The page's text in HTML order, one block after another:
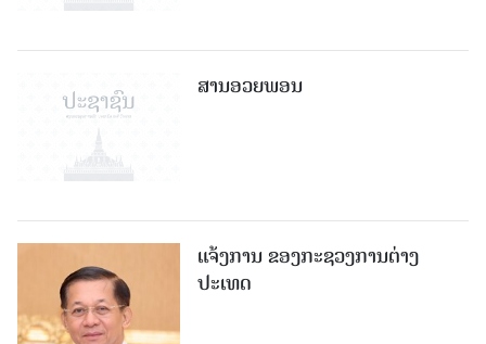
ສານອວຍພອນ
ແຈ້ງການ ຂອງກະຊວງການຕ່າງ
ປະເທດ